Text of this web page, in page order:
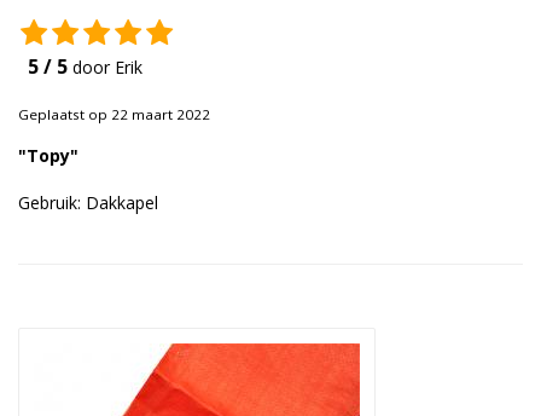
Tape en stickers
5 / 5 door Erik
Geplaatst op 22 maart 2022
"Topy"
Gebruik: Dakkapel